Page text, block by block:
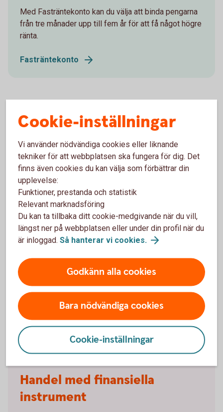
Med Fasträntekonto kan du välja att binda pengarna
från tre månader upp till fem år för att få något högre
ränta.
Fasträntekonto
Placeringskonto Företag
Fria uttag. Med Placeringskonto Företag skapar du
en ekonomisk buffert för ditt företag, samtidigt som
pengarna alltid finns tillgängliga.
PlaceringskontoFöretag
Skogslikvidkonto eller skogskonto?
Vi förklarar skillnaden.
Skogslikvidkonto eller skogskonto? Vi förklarar
skillnaden
Handel med finansiella
instrument
Cookie-inställningar
Vi använder nödvändiga cookies eller liknande
tekniker för att webbplatsen ska fungera för dig. Det
finns även cookies du kan välja som förbättrar din
upplevelse:
Funktioner, prestanda och statistik
Relevant marknadsföring
Du kan ta tillbaka ditt cookie-medgivande när du vill,
längst ner på webbplatsen eller under din profil när du
är inloggad. Så hanterar vi cookies.
Godkänn alla cookies
Bara nödvändiga cookies
Cookie-inställningar